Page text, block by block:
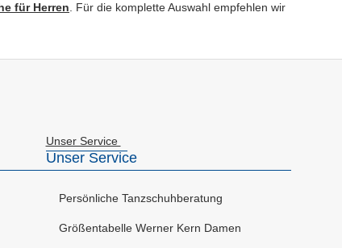
für Herren . Für die komplette Auswahl empfehlen wir
Unser Service
Unser Service
Persönliche Tanzschuhberatung
Größentabelle Werner Kern Damen